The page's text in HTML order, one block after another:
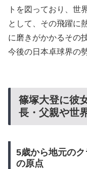
トを図っており、世
として、その飛躍に
に磨きがかかるその
今後の日本卓球界の
篠塚大登に彼
長・父親や世
5歳から地元のク
の原点